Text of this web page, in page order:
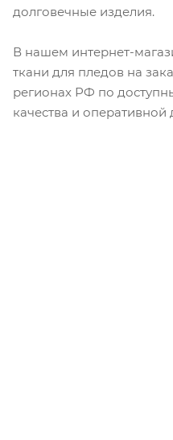
долговечные изделия.
В нашем интернет-
ткани для пледов на
регионах РФ по
качества и оперативной